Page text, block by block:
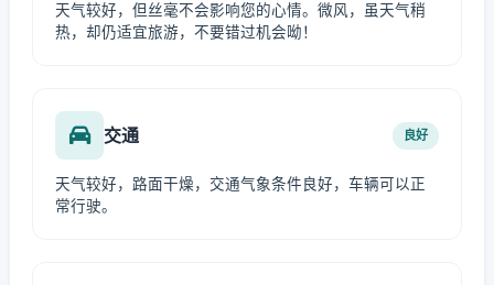
天气较好，但丝毫不会影响您的心情。微风，虽天气稍
热，却仍适宜旅游，不要错过机会呦！
交通 良好
天气较好，路面干燥，交通气象条件良好，车辆可以正
常行驶。